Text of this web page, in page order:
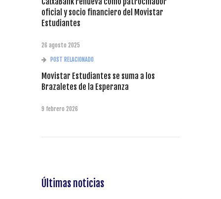
oficial y socio financiero del Movistar
Estudiantes
26 agosto 2025
POST RELACIONADO
Movistar Estudiantes se suma a los
Brazaletes de la Esperanza
9 febrero 2026
Últimas noticias